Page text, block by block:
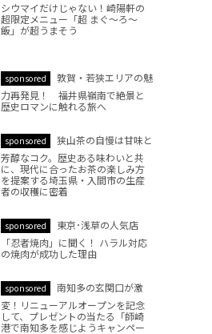
シウマイだけじゃない！崎陽軒の
超限定メニュー「超 まぐ～ろ～
飯」が超うまそう
sponsored
敦賀・若狭エリアの魅
力再発見！ 福井県嶺南で絶景と
歴史ロマンに触れる旅へ
sponsored
狭山茶の自慢は甘味と
芳醇なコク。歴史ある味わいと共
に、現代に合ったお茶の楽しみ方
を提案する埼玉県・入間市の生産
者の収穫に密着
sponsored
東京･浅草の人気店
「忍者焼肉」に聞く！ ハラル対応
の焼肉が成功した理由
sponsored
南知多の玄関口が激
変！リニューアルオープンを記念
して、プレゼントの当たる「師崎
港で南知多を感じようキャンペー